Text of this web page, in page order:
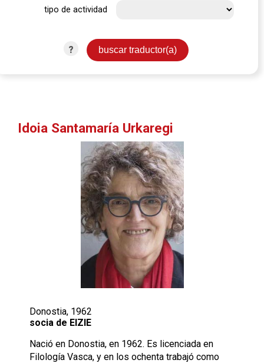
tipo de actividad
?
Idoia Santamaría Urkaregi
Donostia, 1962
socia de EIZIE
Nació en Donostia, en 1962. Es licenciada en
Filología Vasca, y en los ochenta trabajó como